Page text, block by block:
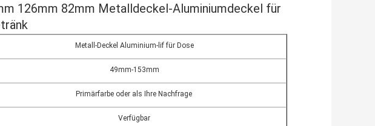
126mm 82mm Metalldeckel-Aluminiumdeckel für
Metall-Deckel Aluminium-lif für Dose
49mm-153mm
Primärfarbe oder als Ihre Nachfrage
Verfügbar